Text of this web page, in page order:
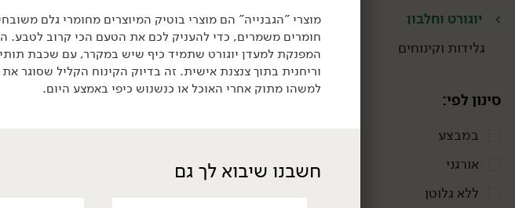
יוגורט וחלבון
גלידות וקינוחים
סינון לפי:
במבצע
אורגני
ללא גלוטן
32.90
₪ / יח׳
יוגורמה כבשים דלי -
המחלבה
850 גרם
31.90
₪/ יח׳
יורט בופאלה 10% - 'חוות
הבופאלו'
מוצרי "הגבנייה" הם מוצרי בוטיק המיוצרים מחומרי גלם
חומרים משמרים, כדי להעניק לכם את הטעם הכי קרוב לטבע.
המפנקת למעדן יוגורט שתמיד כיף שיש במקרר, עם שכבת
וריחנית בתוך צנצנת אישית. זה בדיוק הקינוח הקליל שסוגר
למשהו מתוק אחרי האוכל או כנשנוש כיפי באמצע היום.
חשבנו שיבוא לך גם